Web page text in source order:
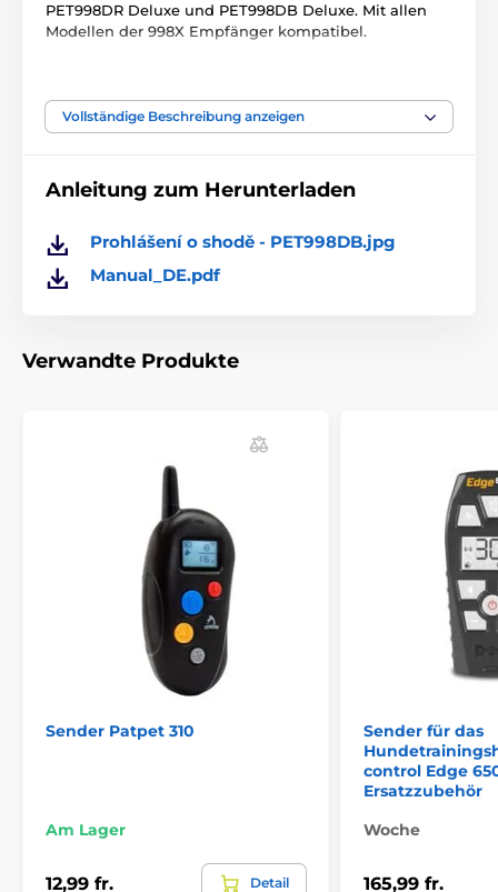
PET998DR Deluxe und PET998DB Deluxe. Mit allen
Modellen der 998X Empfänger kompatibel.
Bitte beachten Sie: Bei Geräten, die älter sind oder
bei einem anderen Händler gekauft wurden, kann es
Die Frequenz kann nicht neu konfiguriert werden.
Technische Spezifikationen können ohne vorherige
Ankündigung geändert werden. Die Bilder dienen nur
zur Illustration.
Das Produkt ist in Kategorien eingeteilt
Vollständige Beschreibung anzeigen
Anleitung zum Herunterladen
Prohlášení o shodě - PET998DB.jpg
Manual_DE.pdf
Verwandte Produkte
Sender Patpet 310
Am Lager
12,99 fr. Detail
Sender für das
control Edge
Ersatzzubehör
Woche
165,99 fr.